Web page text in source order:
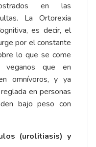
en las
La Ortorexia
es decir, el
por el constante
lo que se come
veganos que en
omnívoros, y ya
en personas
bajo peso con
(urolitiasis) y